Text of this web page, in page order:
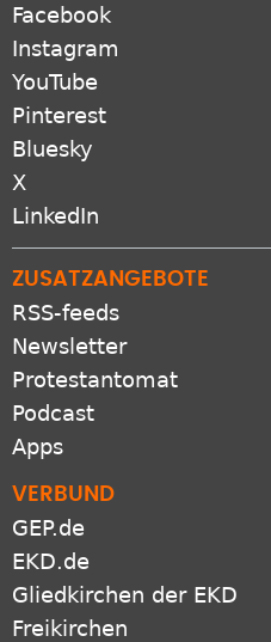
Facebook
Instagram
YouTube
Pinterest
Bluesky
X
LinkedIn
ZUSATZANGEBOTE
RSS-feeds
Newsletter
Protestantomat
Podcast
Apps
VERBUND
GEP.de
EKD.de
Gliedkirchen der EKD
Freikirchen